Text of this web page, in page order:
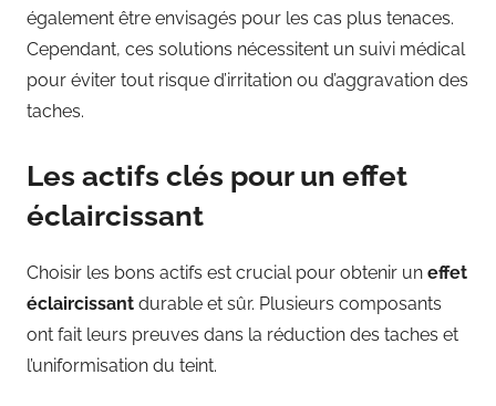
également être envisagés pour les cas plus tenaces.
Cependant, ces solutions nécessitent un suivi médical
pour éviter tout risque d’irritation ou d’aggravation des
taches.
Les actifs clés pour un effet
éclaircissant
Choisir les bons actifs est crucial pour obtenir un effet
éclaircissant durable et sûr. Plusieurs composants
ont fait leurs preuves dans la réduction des taches et
l’uniformisation du teint.